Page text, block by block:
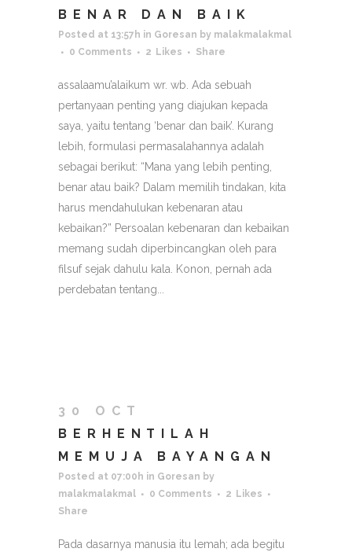
BENAR DAN BAIK
Posted at 13:57h in Goresan by malakmalakmal
0 Comments
2 Likes Share
assalaamu’alaikum wr. wb. Ada sebuah
pertanyaan penting yang diajukan kepada
saya, yaitu tentang ‘benar dan baik’. Kurang
lebih, formulasi permasalahannya adalah
sebagai berikut: “Mana yang lebih penting,
benar atau baik? Dalam memilih tindakan, kita
harus mendahulukan kebenaran atau
kebaikan?” Persoalan kebenaran dan kebaikan
memang sudah diperbincangkan oleh para
filsuf sejak dahulu kala. Konon, pernah ada
perdebatan tentang...
30 OCT
BERHENTILAH
MEMUJA BAYANGAN
Posted at 07:00h in Goresan by
malakmalakmal
0 Comments 2
Likes
Share
Pada dasarnya manusia itu lemah; ada begitu